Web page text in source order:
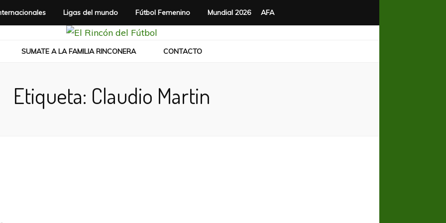
Ligas del mundo Fútbol Femenino Mundial 2026 AFA
SUMATE A LA FAMILIA RINCONERA CONTACTO
Etiqueta: Claudio Martin